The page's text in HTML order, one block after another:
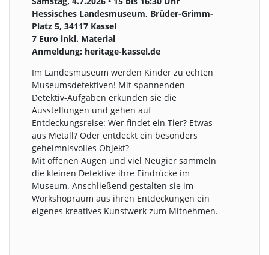
Hessisches Landesmuseum, Brüder-Grimm-
Platz 5, 34117 Kassel
7 Euro inkl. Material
Anmeldung: heritage-kassel.de
Im Landesmuseum werden Kinder zu echten
Museumsdetektiven! Mit spannenden
Detektiv-Aufgaben erkunden sie die
Ausstellungen und gehen auf
Entdeckungsreise: Wer findet ein Tier? Etwas
aus Metall? Oder entdeckt ein besonders
geheimnisvolles Objekt?
Mit offenen Augen und viel Neugier sammeln
die kleinen Detektive ihre Eindrücke im
Museum. Anschließend gestalten sie im
Workshopraum aus ihren Entdeckungen ein
eigenes kreatives Kunstwerk zum Mitnehmen.